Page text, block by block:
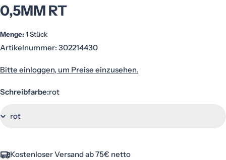
0,5MM RT
Menge: 1 Stück
Artikelnummer: 302214430
Bitte einloggen, um Preise einzusehen.
Schreibfarbe:rot
Kostenloser Versand ab 75€ netto